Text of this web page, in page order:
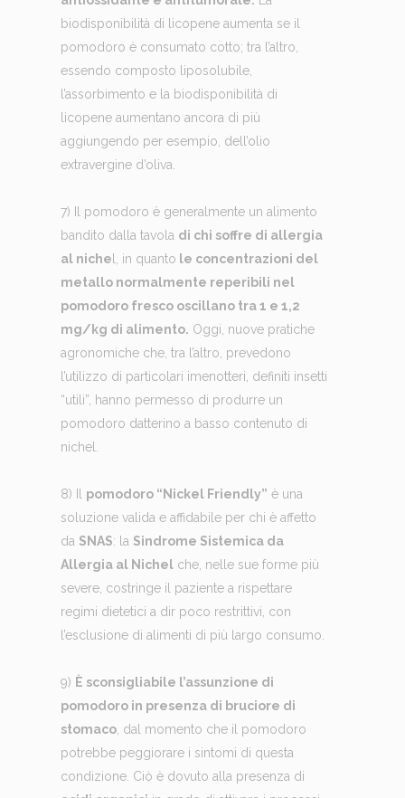
biodisponibilità di licopene aumenta se il
pomodoro è consumato cotto; tra l’altro,
essendo composto liposolubile,
l’assorbimento e la biodisponibilità di
licopene aumentano ancora di più
aggiungendo per esempio, dell’olio
extravergine d’oliva.
7) Il pomodoro è generalmente un alimento
bandito dalla tavola di chi soffre di allergia
al nichel, in quanto le concentrazioni del
metallo normalmente reperibili nel
pomodoro fresco oscillano tra 1 e 1,2
mg/kg di alimento. Oggi, nuove pratiche
agronomiche che, tra l’altro, prevedono
l’utilizzo di particolari imenotteri, definiti insetti
“utili”, hanno permesso di produrre un
pomodoro datterino a basso contenuto di
nichel.
8) Il pomodoro “Nickel Friendly” è una
soluzione valida e affidabile per chi è affetto
da SNAS: la Sindrome Sistemica da
Allergia al Nichelche, nelle sue forme più
severe, costringe il paziente a rispettare
regimi dietetici a dir poco restrittivi, con
l’esclusione di alimenti di più largo consumo.
9) È sconsigliabile l’assunzione di
pomodoro in presenza di bruciore di
stomaco, dal momento che il pomodoro
potrebbe peggiorare i sintomi di questa
condizione. Ciò è dovuto alla presenza di